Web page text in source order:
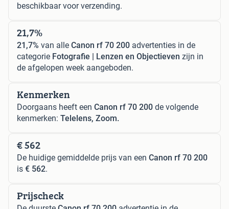
beschikbaar voor verzending.
21,7%
21,7% van alle Canon rf 70 200 advertenties in de
categorie Fotografie | Lenzen en Objectieven zijn in
de afgelopen week aangeboden.
Kenmerken
Doorgaans heeft een Canon rf 70 200 de volgende
kenmerken: Telelens, Zoom.
€ 562
De huidige gemiddelde prijs van een Canon rf 70 200
is € 562.
Prijscheck